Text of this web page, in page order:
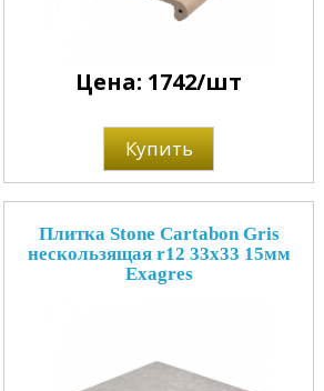
Цена: 1742/шт
Купить
Плитка Stone Cartabon Gris
нескользящая r12 33x33 15мм
Exagres